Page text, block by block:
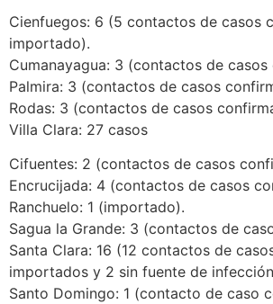
Cienfuegos: 6 (5 contactos de casos
importado).
Cumanayagua: 3 (contactos de
Palmira: 3 (contactos de casos
Rodas: 3 (contactos de casos
Villa Clara: 27 casos
Cifuentes: 2 (contactos de casos
Encrucijada: 4 (contactos de casos
Ranchuelo: 1 (importado).
Sagua la Grande: 3 (contactos de
Santa Clara: 16 (12 contactos de
importados y 2 sin fuente de
Santo Domingo: 1 (contacto de caso